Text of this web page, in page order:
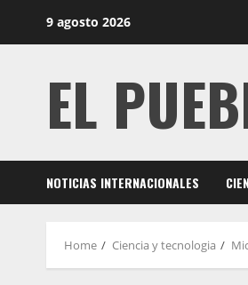
9 agosto 2026
EL
NOTICIAS INTERNACIONALES
Home Ciencia y tecnologia